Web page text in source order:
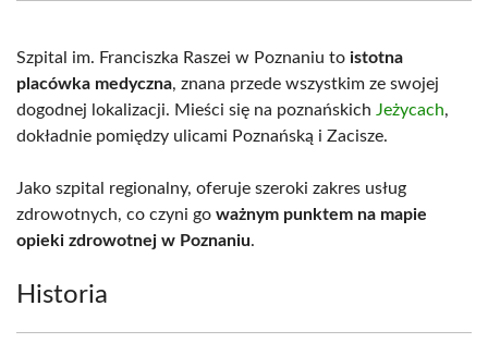
Szpital im. Franciszka Raszei w Poznaniu to istotna
placówka medyczna, znana przede wszystkim ze swojej
dogodnej lokalizacji. Mieści się na poznańskich Jeżycach,
dokładnie pomiędzy ulicami Poznańską i Zacisze.
Jako szpital regionalny, oferuje szeroki zakres usług
zdrowotnych, co czyni go ważnym punktem na mapie
opieki zdrowotnej w Poznaniu.
Historia